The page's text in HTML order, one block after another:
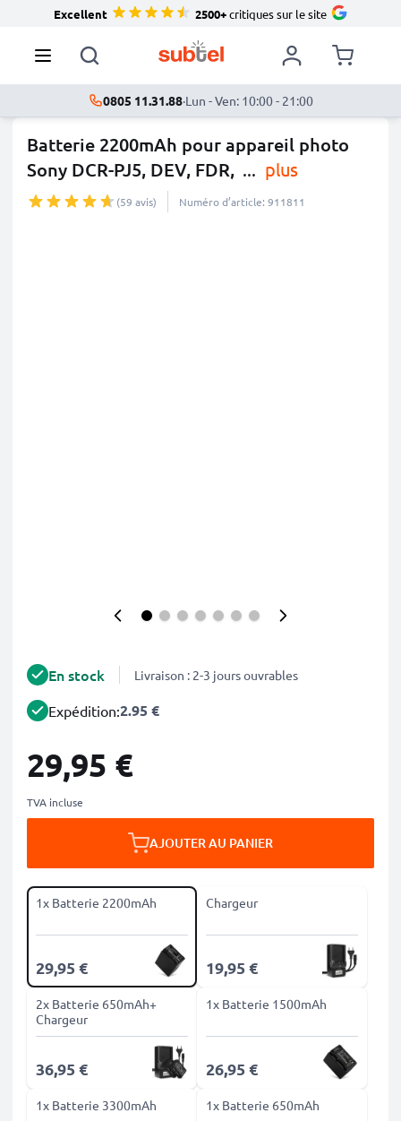
Excellent 2500+critiques sur le site
0805 11.31.88·Lun - Ven: 10:00 - 21:00
Batterie 2200mAh pour appareil photo
Sony DCR-PJ5, DEV, FDR, ... plus
(59 avis) Numéro d’article: 911811
En stock Livraison : 2-3 jours ouvrables
Expédition:2.95 €
29,95 €
TVA incluse
AJOUTER AU PANIER
1x Batterie 2200mAh
29,95 €
Chargeur
19,95 €
2x Batterie 650mAh+
Chargeur
36,95 €
1x Batterie 1500mAh
26,95 €
1x Batterie 3300mAh 1x Batterie 650mAh